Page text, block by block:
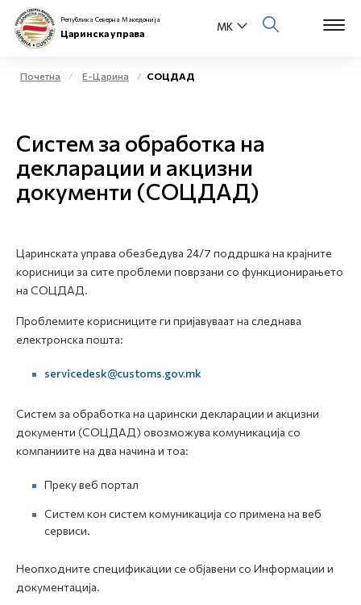
Бизнис заедница
Медиа центар
Контакт
Република Северна Македонија
Царинска управа
Почетна Е-Царина СОЦДАД
Систем за обработка на
декларации и акцизни
документи (СОЦДАД)
Царинската управа обезбедува 24/7 поддршка на крајните
корисници за сите проблеми поврзани со функционирањето
на СОЦДАД.
Проблемите корисниците ги пријавуваат на следнава
електронска пошта:
servicedesk@customs.gov.mk
Систем за обработка на царински декларации и акцизни
документи (СОЦДАД) овозможува комуникација со
компаниите на два начина и тоа:
Преку веб портал
Систем кон систем комуникација со примена на веб
сервиси.
Неопходните спецификации се објавени со Информации и
документација.